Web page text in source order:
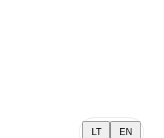
LT EN